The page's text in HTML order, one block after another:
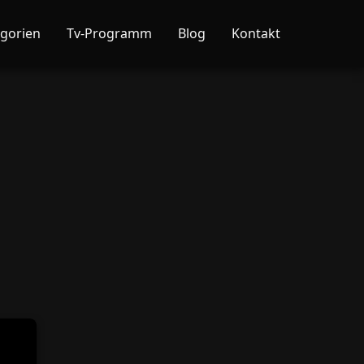
Tv-Programm Blog Kontakt